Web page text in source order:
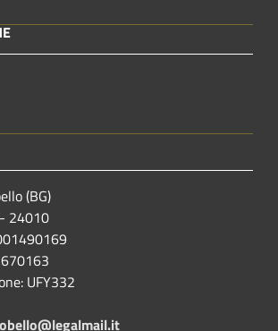
(BG)
24010
UFY332